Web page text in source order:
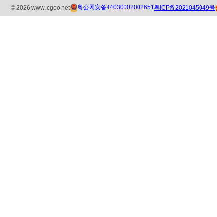
© 2026 www.icgoo.net 粤公网安备44030002002651粤ICP备2021045049号